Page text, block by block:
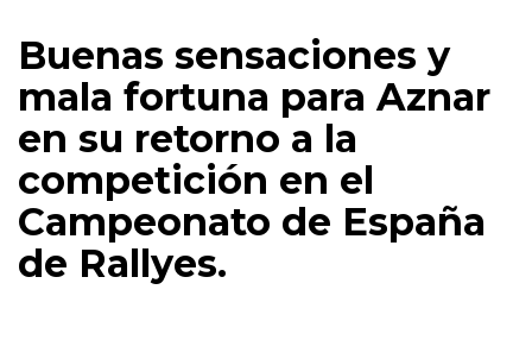
Buenas sensaciones y
mala fortuna para Aznar
en su retorno a la
competición en el
Campeonato de España
de Rallyes.